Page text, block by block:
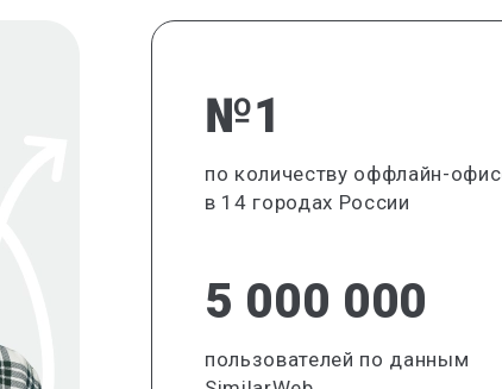
№1
по количеству оффлайн-
в 14 городах России
5 000 000
пользователей по данным